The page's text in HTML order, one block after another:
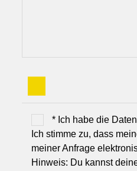
* Ich habe die
Ich stimme zu, dass
meiner Anfrage
Hinweis: Du kannst